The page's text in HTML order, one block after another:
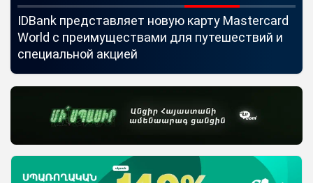
IDBank представляет новую карту Mastercard
World с преимуществами для путешествий и
специальной акцией